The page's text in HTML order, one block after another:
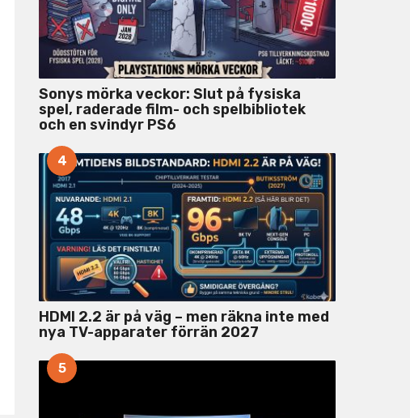
Sonys mörka veckor: Slut på fysiska
spel, raderade film- och spelbibliotek
och en svindyr PS6
4
HDMI 2.2 är på väg – men räkna inte med
nya TV-apparater förrän 2027
5